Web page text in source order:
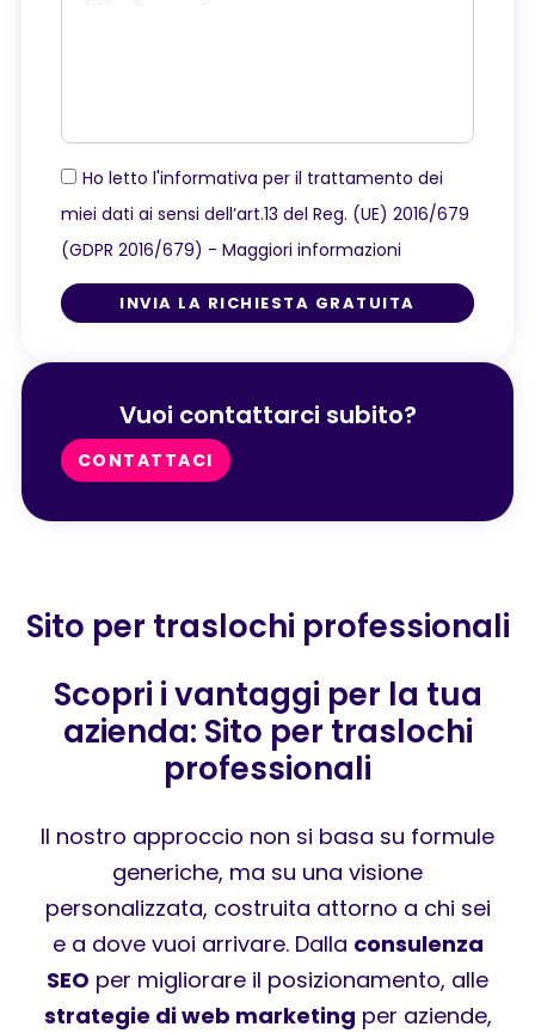
Ho letto l'informativa per il trattamento dei
miei dati ai sensi dell’art.13 del Reg. (UE) 2016/679
(GDPR 2016/679) - Maggiori informazioni
INVIA LA RICHIESTA GRATUITA
Vuoi contattarci subito?
CONTATTACI
Sito per traslochi professionali
Scopri i vantaggi per la tua
azienda: Sito per traslochi
professionali
Il nostro approccio non si basa su formule
generiche, ma su una visione
personalizzata, costruita attorno a chi sei
e a dove vuoi arrivare. Dalla consulenza
SEO per migliorare il posizionamento, alle
strategie di web marketing per aziende,